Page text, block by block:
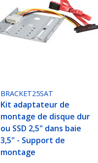
BRACKET25SAT
Kit adaptateur de
montage de disque dur
ou SSD 2,5" dans baie
3,5" - Support de
montage